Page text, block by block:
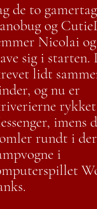
de to
og
Nicolai
sig i starten.
lidt
og nu er
imens
rundt i
i